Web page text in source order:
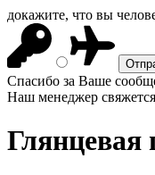
докажите, что вы
Спасибо за Ваше
Наш менеджер
Глянцевая